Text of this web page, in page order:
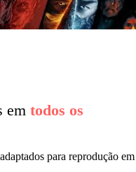
em todos os
para reprodução em